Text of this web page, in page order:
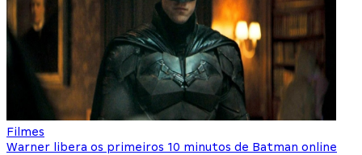
Filmes
Warner libera os primeiros 10 minutos de Batman online